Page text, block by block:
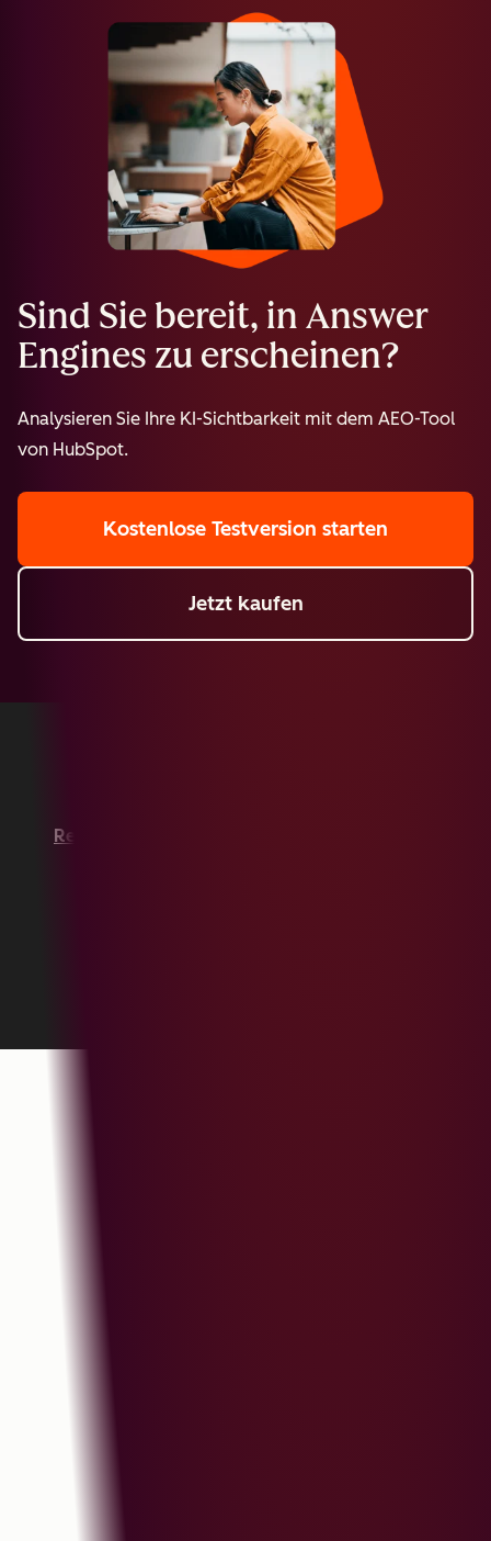
Sind Sie bereit, in Answer
Engines zu erscheinen?
Analysieren Sie Ihre KI-Sichtbarkeit mit dem AEO-Tool
von HubSpot.
Kostenlose Testversion starten
Jetzt kaufen
Rechtsfragen